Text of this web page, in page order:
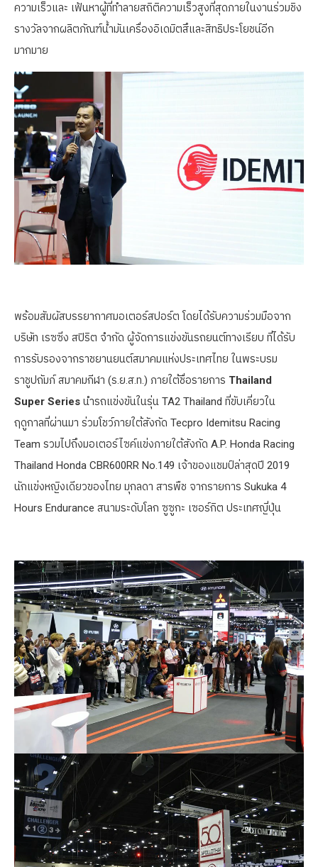
ความเร็วและ เฟ้นหาผู้ที่ทำลายสถิติความเร็วสูงที่สุดภายในงานร่วมชิง
รางวัลจากผลิตภัณฑ์น้ำมันเครื่องอิเดมิตสึและสิทธิประโยชน์อีก
มากมาย
พร้อมสัมผัสบรรยากาศมอเตอร์สปอร์ต โดยได้รับความร่วมมือจาก
บริษัท เรซซิ่ง สปิริต จำกัด ผู้จัดการแข่งขันรถยนต์ทางเรียบ ที่ได้รับ
การรับรองจากราชยานยนต์สมาคมแห่งประเทศไทย ในพระบรม
ราชูปถัมภ์ สมาคมกีฬา (ร.ย.ส.ท.) ภายใต้ชื่อรายการ Thailand
Super Series นำรถแข่งขันในรุ่น TA2 Thailand ที่ขับเคี่ยวใน
ฤดูกาลที่ผ่านมา ร่วมโชว์ภายใต้สังกัด Tecpro Idemitsu Racing
Team รวมไปถึงมอเตอร์ไซค์แข่งภายใต้สังกัด A.P. Honda Racing
Thailand Honda CBR600RR No.149 เจ้าของแชมป์ล่าสุดปี 2019
นักแข่งหญิงเดียวของไทย มุกลดา สารพืช จากรายการ Sukuka 4
Hours Endurance สนามระดับโลก ซูซูกะ เซอร์กิต ประเทศญี่ปุ่น